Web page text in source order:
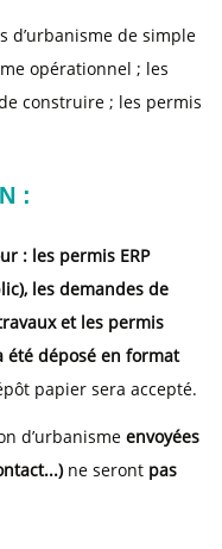
d’urbanisme de simple
opérationnel ; les
construire ; les permis
:
: les permis ERP
les demandes de
et les permis
déposé en format
papier sera accepté.
d’urbanisme envoyées
ne seront pas